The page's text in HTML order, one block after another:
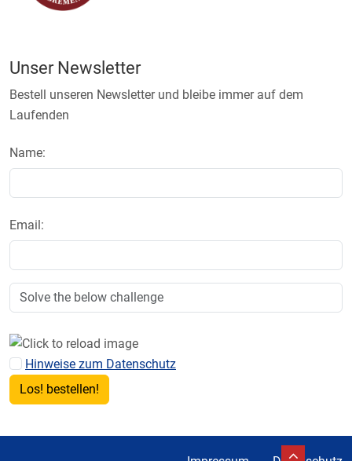
Unser Newsletter
Bestell unseren Newsletter und bleibe immer auf dem
Laufenden
Name:
Email:
Hinweise zum Datenschutz